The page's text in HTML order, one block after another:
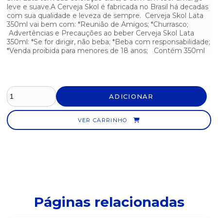
CERVEJA PURO MALTE BOHEMIA LATA 350ML
CERVEJA SKOL LATA 269ML
CONHAQUE DE GENGIBRE DREHER 900ML
VODKA CIROC 750ML
leve e suave.A Cerveja Skol é fabricada no Brasil há decadas
com sua qualidade e leveza de sempre. Cerveja Skol Lata
350ml vai bem com: *Reunião de Amigos; *Churrasco;
Advertências e Precauções ao beber Cerveja Skol Lata
350ml: *Se for dirigir, não beba; *Beba com responsabilidade;
*Venda proibida para menores de 18 anos; Contém 350ml
ADICIONAR
VER CARRINHO
Páginas relacionadas